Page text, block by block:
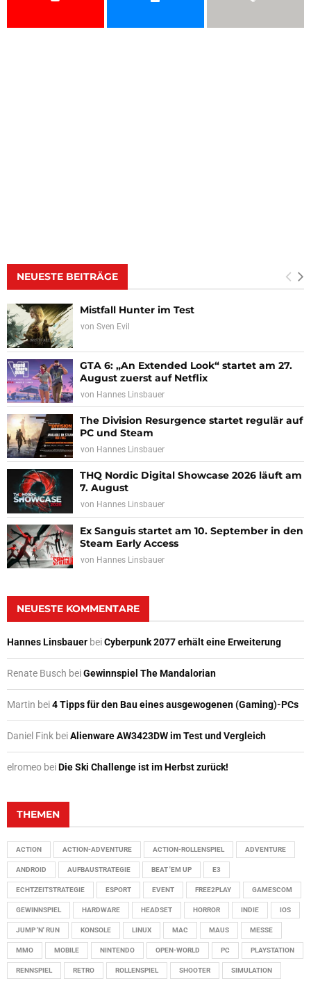
NEUESTE BEITRÄGE
Mistfall Hunter im Test
von Sven Evil
GTA 6: „An Extended Look“ startet am 27.
August zuerst auf Netflix
von Hannes Linsbauer
The Division Resurgence startet regulär auf
PC und Steam
von Hannes Linsbauer
THQ Nordic Digital Showcase 2026 läuft am
7. August
von Hannes Linsbauer
Ex Sanguis startet am 10. September in den
Steam Early Access
von Hannes Linsbauer
NEUESTE KOMMENTARE
Hannes Linsbauer beiCyberpunk 2077 erhält eine Erweiterung
Renate Busch beiGewinnspiel The Mandalorian
Martin bei4 Tipps für den Bau eines ausgewogenen (Gaming)-PCs
Daniel Fink beiAlienware AW3423DW im Test und Vergleich
elromeo beiDie Ski Challenge ist im Herbst zurück!
THEMEN
ACTION ACTION-ADVENTURE ACTION-ROLLENSPIEL ADVENTURE
ANDROID AUFBAUSTRATEGIE BEAT 'EM UP E3
ECHTZEITSTRATEGIE ESPORT EVENT FREE2PLAY GAMESCOM
GEWINNSPIEL HARDWARE HEADSET HORROR INDIE IOS
JUMP 'N' RUN KONSOLE LINUX MAC MAUS MESSE
MMO MOBILE NINTENDO OPEN-WORLD PC PLAYSTATION
RENNSPIEL RETRO ROLLENSPIEL SHOOTER SIMULATION